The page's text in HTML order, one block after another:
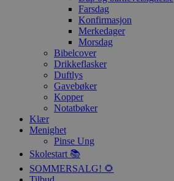
Farsdag
Konfirmasjon
Merkedager
Morsdag
Bibelcover
Drikkeflasker
Duftlys
Gavebøker
Kopper
Notatbøker
Klær
Menighet
Pinse Ung
Skolestart 📚
SOMMERSALG! 🌻